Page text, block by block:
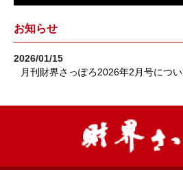
お知らせ
2026/01/15
月刊財界さっぽろ2026年2月号につ